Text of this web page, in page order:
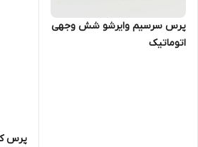
پرس سرسیم وایرشو شش وجهی
اتوماتیک